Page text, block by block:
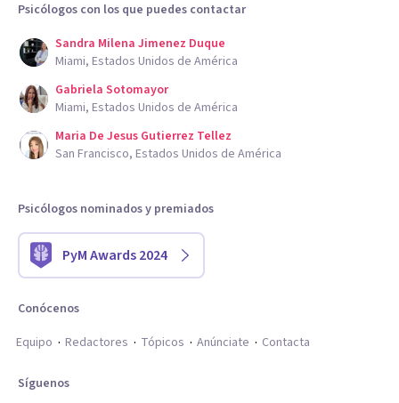
Psicólogos con los que puedes contactar
Sandra Milena Jimenez Duque
Miami, Estados Unidos de América
Gabriela Sotomayor
Miami, Estados Unidos de América
Maria De Jesus Gutierrez Tellez
San Francisco, Estados Unidos de América
Psicólogos nominados y premiados
PyM Awards 2024
Conócenos
Equipo
Redactores Tópicos Anúnciate Contacta
Síguenos